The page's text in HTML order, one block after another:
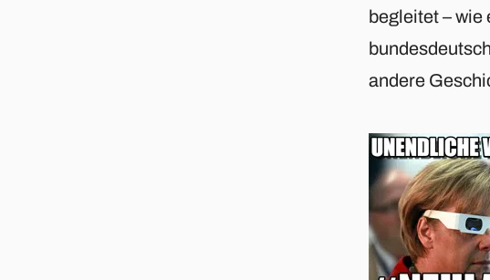
begleitet – wie
andere